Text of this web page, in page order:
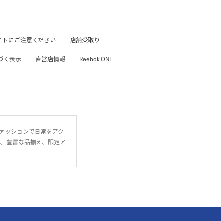
にご注意ください 店舗受取り
く表示 直営店情報 Reebok ONE
ッションで日常をアク
豊富な品揃え、限定ア